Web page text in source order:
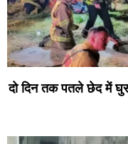
दो दिन तक पतले छेद में